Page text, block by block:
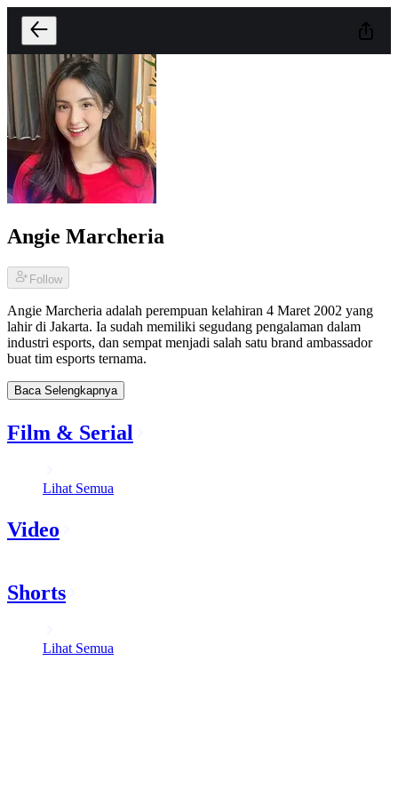
Angie Marcheria
Follow
Angie Marcheria adalah perempuan kelahiran 4 Maret 2002 yang
lahir di Jakarta. Ia sudah memiliki segudang pengalaman dalam
industri esports, dan sempat menjadi salah satu brand ambassador
buat tim esports ternama.
Baca Selengkapnya
Film & Serial
Lihat Semua
Video
Shorts
Lihat Semua